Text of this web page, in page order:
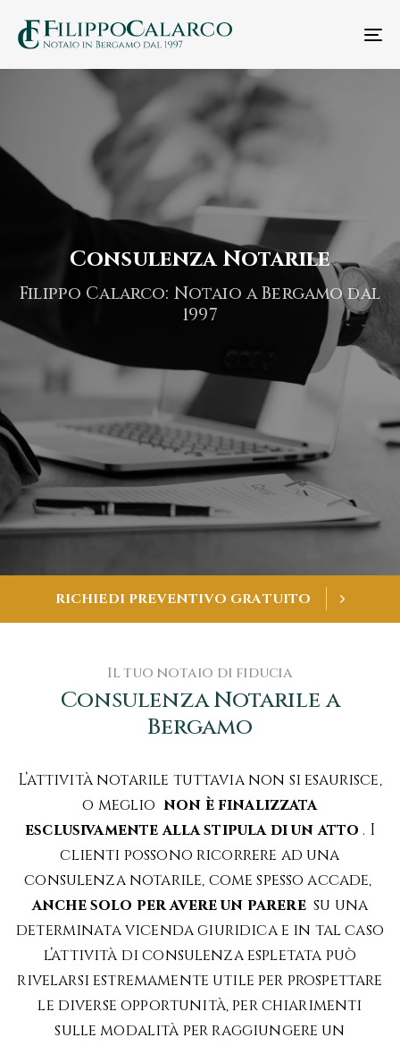
Consulenza Notarile
Filippo Calarco: Notaio a Bergamo dal
1997
RICHIEDI PREVENTIVO GRATUITO
Il tuo notaio di fiducia
Consulenza Notarile a
Bergamo
L’attività notarile tuttavia non si esaurisce,
o meglio non è finalizzata
esclusivamente alla stipula di un atto . I
clienti possono ricorrere ad una
consulenza notarile, come spesso accade,
anche solo per avere un pareresu una
determinata vicenda giuridica e in tal caso
l’attività di consulenza espletata può
rivelarsi estremamente utile per prospettare
le diverse opportunità, per chiarimenti
sulle modalità per raggiungere un